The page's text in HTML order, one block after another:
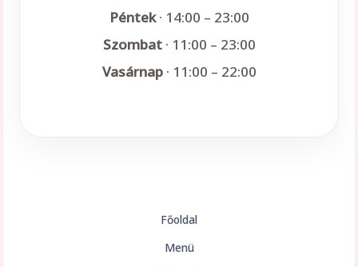
Péntek· 14:00 – 23:00
Szombat· 11:00 – 23:00
Vasárnap· 11:00 – 22:00
Főoldal
Menü